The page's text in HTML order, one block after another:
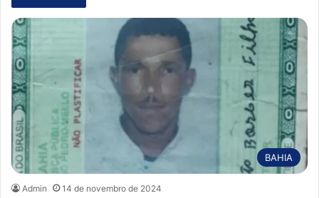
BAHIA
Admin 14 de novembro de 2024